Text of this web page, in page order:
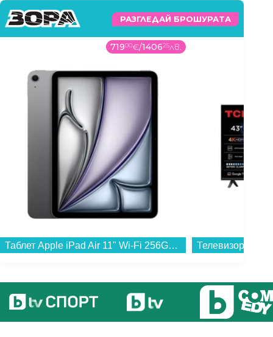
РАЗГЛЕДАЙ БРОШУРАТА
71900€/140625лв.
Таблет Apple iPad Air 11" Wi-Fi 256GB Space Gray mca14 , 256 GB, 8 GB...